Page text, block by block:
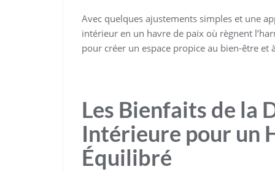
Avec quelques ajustements simples et une
intérieur en un havre de paix où règnent
pour créer un espace propice au bien-être et
Les Bienfaits de la
Intérieure pour un
Équilibré